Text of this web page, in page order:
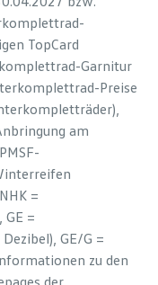
TopCard
Garnitur
Preise
am
=
=
GE/G =
zu den
der